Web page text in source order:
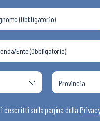
Bollettini ADAPT
Articoli
Osservatori
descritti sulla pagina della